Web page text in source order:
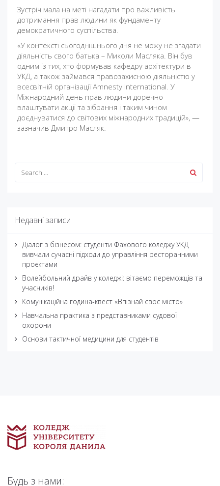
Зустріч мала на меті нагадати про важливість
дотримання прав людини як фундаменту
демократичного суспільства.
«У контексті сьогоднішнього дня не можу не згадати
діяльність свого батька – Миколи Масляка. Він був
одним із тих, хто формував кафедру архітектури в
УКД, а також займався правозахисною діяльністю у
всесвітній організації Amnesty International. У
Міжнародний день прав людини доречно
влаштувати акції та зібрання і таким чином
доєднуватися до світових міжнародних традицій», —
зазначив Дмитро Масляк.
Недавні записи
Діалог з бізнесом: студенти Фахового коледжу УКД
вивчали сучасні підходи до управління ресторанними
проєктами
Волейбольний драйв у коледжі: вітаємо переможців та
учасників!
Комунікаційна година-квест «Впізнай своє місто»
Навчальна практика з представниками судової
охорони
Основи тактичної медицини для студентів
Будь з нами: